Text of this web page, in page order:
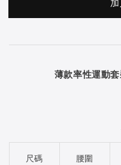
薄款率性運動
尺碼 腰圍